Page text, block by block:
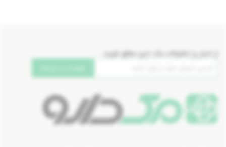
از اخبار و تخفیفات مک دارو مطلع شوید: